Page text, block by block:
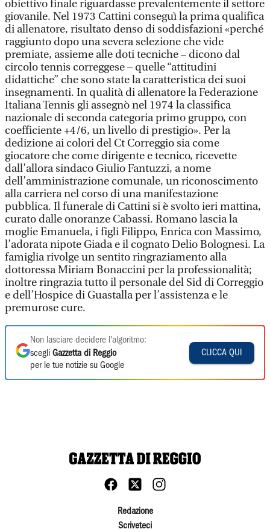
obiettivo finale riguardasse prevalentemente il settore
giovanile. Nel 1973 Cattini conseguì la prima qualifica
di allenatore, risultato denso di soddisfazioni «perché
raggiunto dopo una severa selezione che vide
premiate, assieme alle doti tecniche – dicono dal
circolo tennis correggese – quelle “attitudini
didattiche” che sono state la caratteristica dei suoi
insegnamenti. In qualità di allenatore la Federazione
Italiana Tennis gli assegnò nel 1974 la classifica
nazionale di seconda categoria primo gruppo, con
coefficiente +4/6, un livello di prestigio». Per la
dedizione ai colori del Ct Correggio sia come
giocatore che come dirigente e tecnico, ricevette
dall’allora sindaco Giulio Fantuzzi, a nome
dell’amministrazione comunale, un riconoscimento
alla carriera nel corso di una manifestazione
pubblica. Il funerale di Cattini si è svolto ieri mattina,
curato dalle onoranze Cabassi. Romano lascia la
moglie Emanuela, i figli Filippo, Enrica con Massimo,
l’adorata nipote Giada e il cognato Delio Bolognesi. La
famiglia rivolge un sentito ringraziamento alla
dottoressa Miriam Bonaccini per la professionalità;
inoltre ringrazia tutto il personale del Sid di Correggio
e dell’Hospice di Guastalla per l’assistenza e le
premurose cure.
Non lasciare decidere l'algoritmo:
scegli Gazzetta di Reggio
per le tue notizie su Google
CLICCA QUI
Redazione
Scriveteci